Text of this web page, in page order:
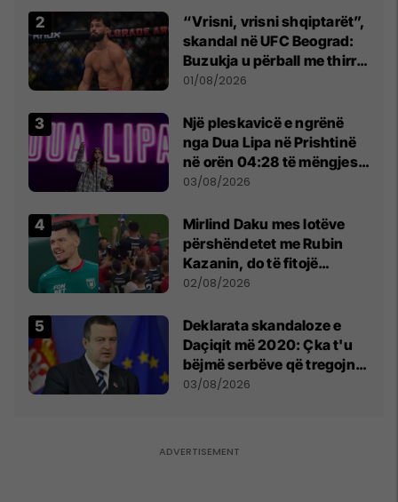
“Vrisni, vrisni shqiptarët”,
skandal në UFC Beograd:
Buzukja u përball me thirrje
anti-shqiptare nga
01/08/2026
Një pleskavicë e ngrënë
nga Dua Lipa në Prishtinë
në orën 04:28 të mëngjesit
- dhe bota digjitale serbe
03/08/2026
Mirlind Daku mes lotëve
përshëndetet me Rubin
Kazanin, do të fitojë
miliona te Spartak Moska
02/08/2026
​Deklarata skandaloze e
Daçiqit më 2020: Çka t'u
bëjmë serbëve që tregojnë
ku janë varrosur shqiptarët
03/08/2026